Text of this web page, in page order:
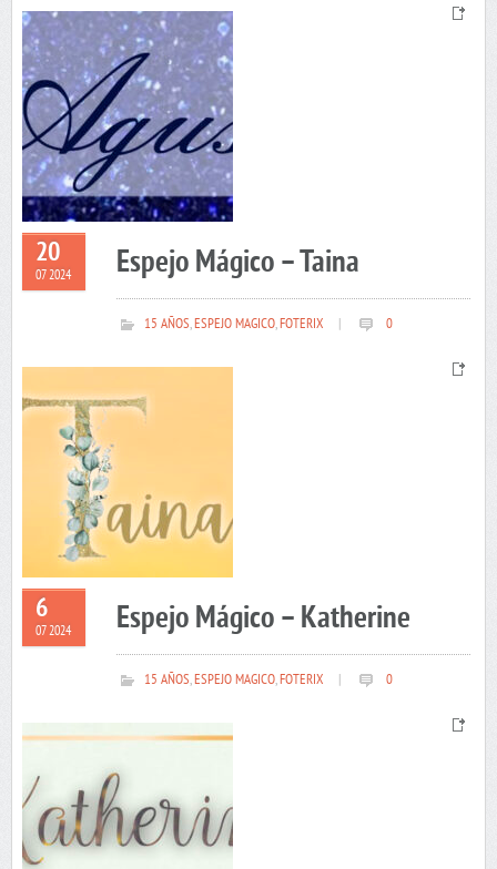
20
07 2024 Espejo Mágico – Taina
15 AÑOS,ESPEJO MAGICO,FOTERIX 0
6
07 2024 Espejo Mágico – Katherine
15 AÑOS,ESPEJO MAGICO,FOTERIX 0